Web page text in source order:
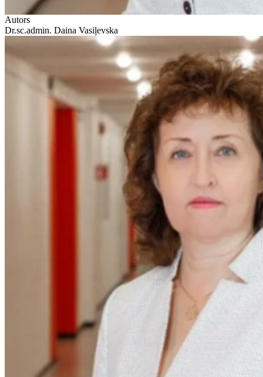
Autors
Dr.sc.admin. Daina Vasiļevska